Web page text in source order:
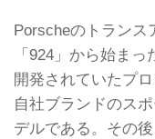
Porscheのトランス
「924」から始ま
開発されていたプ
自社ブランドのス
デルである。その